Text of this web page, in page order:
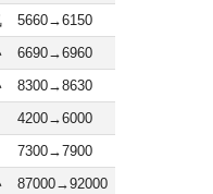
5660→6150
6690→6960
8300→8630
4200→6000
7300→7900
87000→92000